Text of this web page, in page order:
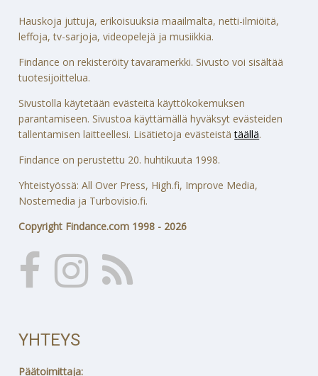
Hauskoja juttuja, erikoisuuksia maailmalta, netti-ilmiöitä,
leffoja, tv-sarjoja, videopelejä ja musiikkia.
Findance on rekisteröity tavaramerkki. Sivusto voi sisältää
tuotesijoittelua.
Sivustolla käytetään evästeitä käyttökokemuksen
parantamiseen. Sivustoa käyttämällä hyväksyt evästeiden
tallentamisen laitteellesi. Lisätietoja evästeistätäällä.
Findance on perustettu 20. huhtikuuta 1998.
Yhteistyössä: All Over Press, High.fi, Improve Media,
Nostemedia ja Turbovisio.fi.
Copyright Findance.com 1998 - 2026
YHTEYS
Päätoimittaja: